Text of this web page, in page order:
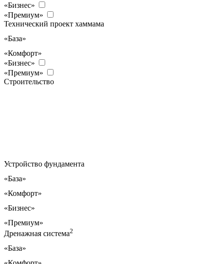
«Бизнес»
«Премиум»
Технический проект хаммама
«База»
«Комфорт»
«Бизнес»
«Премиум»
Строительство
Устройство фундамента
«База»
«Комфорт»
«Бизнес»
«Премиум»
Дренажная система2
«База»